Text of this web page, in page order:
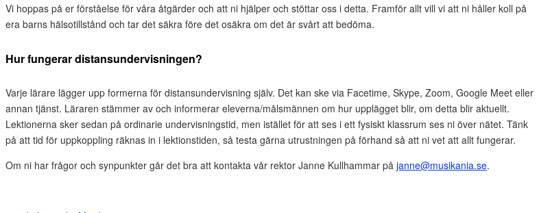
Vi hoppas på er förståelse för våra åtgärder och att ni hjälper och stöttar oss i detta. Framför allt vill vi att ni håller koll på
era barns hälsotillstånd och tar det säkra före det osäkra om det är svårt att bedöma.
Hur fungerar distansundervisningen?
Varje lärare lägger upp formerna för distansundervisning själv. Det kan ske via Facetime, Skype, Zoom, Google Meet eller
annan tjänst. Läraren stämmer av och informerar eleverna/målsmännen om hur upplägget blir, om detta blir aktuellt.
Lektionerna sker sedan på ordinarie undervisningstid, men istället för att ses i ett fysiskt klassrum ses ni över nätet. Tänk
på att tid för uppkoppling räknas in i lektionstiden, så testa gärna utrustningen på förhand så att ni vet att allt fungerar.
Om ni har frågor och synpunkter går det bra att kontakta vår rektor Janne Kullhammar på janne@musikania.se.